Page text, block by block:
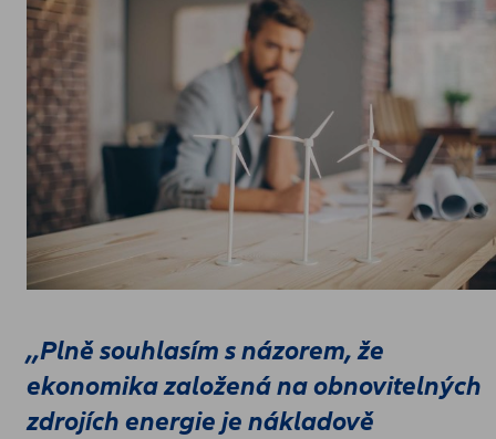
,,Plně souhlasím s názorem, že
ekonomika založená na obnovitelných
zdrojích energie je nákladově